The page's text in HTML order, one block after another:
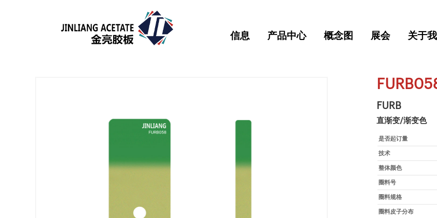
信息 产品中心 概念图 展会 关于
FURB
直渐变/渐变色
是否起订量
技术
整体颜色
圈料号
圈料规格
圈料皮子分布